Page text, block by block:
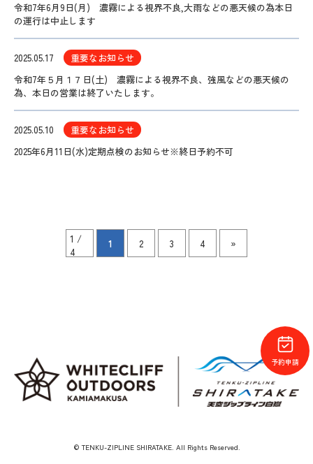
令和7年6月9日(月) 濃霧による視界不良,大雨などの悪天候の為本日
の運行は中止します
2025.05.17
重要なお知らせ
令和7年５月１７日(土) 濃霧による視界不良、強風などの悪天候の
為、本日の営業は終了いたします。
2025.05.10
重要なお知らせ
2025年6月11日(水)定期点検のお知らせ※終日予約不可
1 /
4
1 2 3 4 »
© TENKU-ZIPLINE SHIRATAKE. All Rights Reserved.
予約申請